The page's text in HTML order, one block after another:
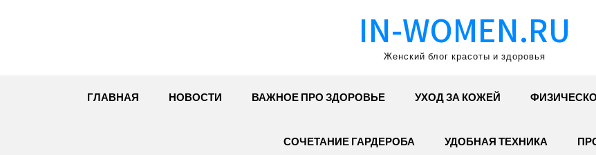
IN-WOMEN.RU
Женский блог красоты и здоровья
ГЛАВНАЯ НОВОСТИ ВАЖНОЕ ПРО ЗДОРОВЬЕ УХОД ЗА КОЖЕЙ
СОЧЕТАНИЕ ГАРДЕРОБА УДОБНАЯ ТЕХНИКА